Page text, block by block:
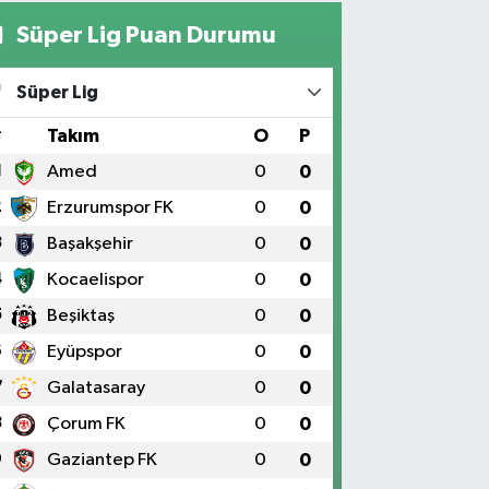
ÜNÜVERSİTESİ HASTANESİNİN KARŞISI TRAFİK
YANI Üniversite Mah.Yunus Emre Bulvarı
A
Süper Lig Puan Durumu
Süper Lig
Takım O P
Amed 0 0
Erzurumspor FK 0 0
Başakşehir 0 0
Kocaelispor 0 0
Beşiktaş 0 0
Eyüpspor 0 0
Galatasaray 0 0
Çorum FK 0 0
Gaziantep FK 0 0